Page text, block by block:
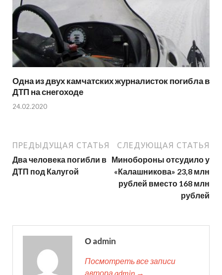
Одна из двух камчатских журналисток погибла в
ДТП на снегоходе
24.02.2020
ПРЕДЫДУЩАЯ СТАТЬЯ
Два человека погибли в
ДТП под Калугой
СЛЕДУЮЩАЯ СТАТЬЯ
Минобороны отсудило у
«Калашникова» 23,8 млн
рублей вместо 168 млн
рублей
О admin
Посмотреть все записи
автора admin →